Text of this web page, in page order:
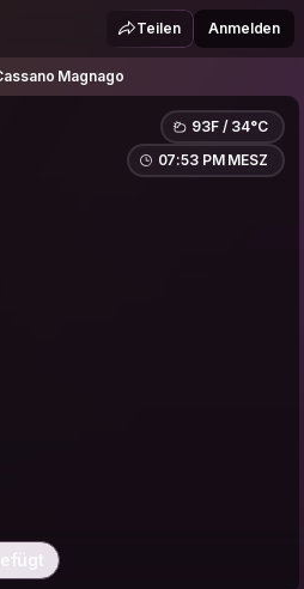
Cassano Magnago
Teilen Anmelden
Magnago
93F / 34°C
07:53 PM MESZ